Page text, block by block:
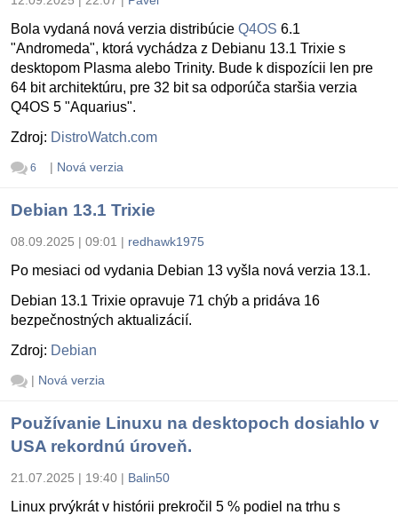
Bola vydaná nová verzia distribúcie Q4OS 6.1
"Andromeda", ktorá vychádza z Debianu 13.1 Trixie s
desktopom Plasma alebo Trinity. Bude k dispozícii len pre
64 bit architektúru, pre 32 bit sa odporúča staršia verzia
Q4OS 5 "Aquarius".
Zdroj: DistroWatch.com
6 | Nová verzia
Debian 13.1 Trixie
08.09.2025 | 09:01 | redhawk1975
Po mesiaci od vydania Debian 13 vyšla nová verzia 13.1.
Debian 13.1 Trixie opravuje 71 chýb a pridáva 16
bezpečnostných aktualizácií.
Zdroj: Debian
| Nová verzia
Používanie Linuxu na desktopoch dosiahlo v
USA rekordnú úroveň.
21.07.2025 | 19:40 | Balin50
Linux prvýkrát v histórii prekročil 5 % podiel na trhu s